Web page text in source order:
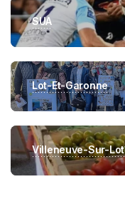
SUA
Lot-Et-Garonne
Villeneuve-Sur-Lot